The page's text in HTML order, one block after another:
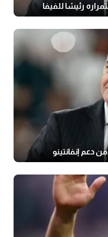
رئيسًا للفيفا
دعم إنفانتينو